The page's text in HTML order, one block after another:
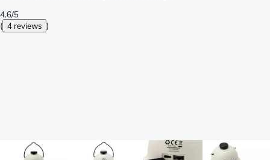
4.6/5
( 4 reviews )